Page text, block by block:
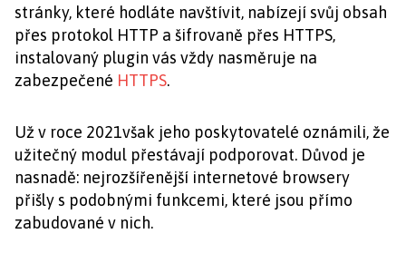
stránky, které hodláte navštívit, nabízejí svůj obsah
přes protokol HTTP a šifrovaně přes HTTPS,
instalovaný plugin vás vždy nasměruje na
zabezpečené HTTPS.
Už v roce 2021však jeho poskytovatelé oznámili, že
užitečný modul přestávají podporovat. Důvod je
nasnadě: nejrozšířenější internetové browsery
přišly s podobnými funkcemi, které jsou přímo
zabudované v nich.